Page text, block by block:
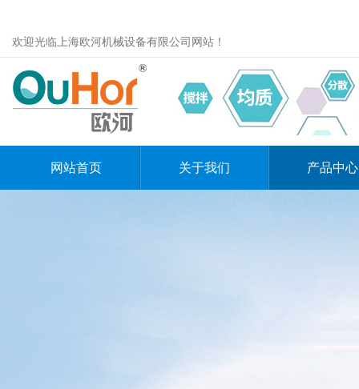
欢迎光临上海欧河机械设备有限公司网站！
网站首页 关于我们 产品中心